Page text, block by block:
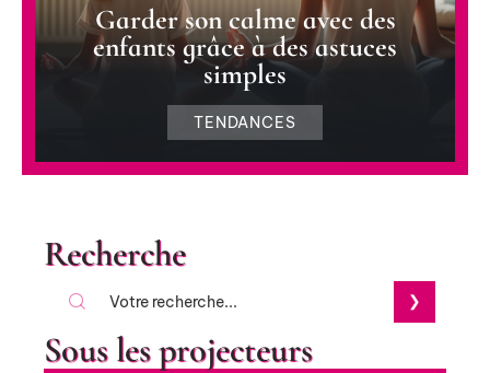
Garder son calme avec des
enfants grâce à des astuces
simples
TENDANCES
Recherche
Sous les projecteurs